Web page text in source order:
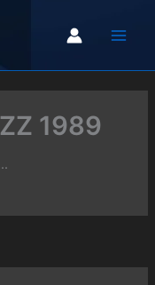
1989